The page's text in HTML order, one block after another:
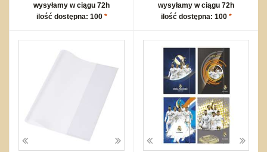
wysyłamy w ciągu 72h
ilość dostępna: 100 *
wysyłamy w ciągu 72h
ilość dostępna: 100 *